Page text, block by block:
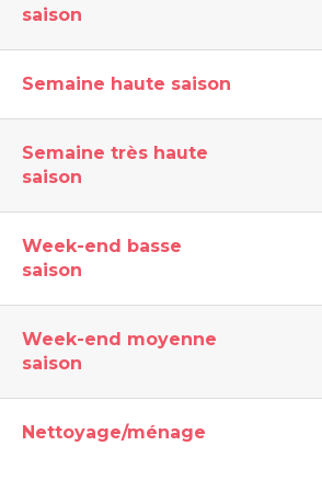
saison
Semaine haute saison
Semaine très haute
saison
Week-end basse
saison
Week-end moyenne
saison
Nettoyage/ménage